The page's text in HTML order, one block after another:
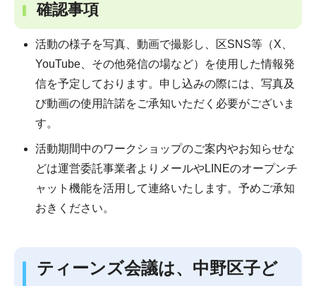
確認事項
活動の様子を写真、動画で撮影し、区SNS等（X、
YouTube、その他発信の場など）を使用した情報発
信を予定しております。申し込みの際には、写真及
び動画の使用許諾をご承知いただく必要がございま
す。
活動期間中のワークショップのご案内やお知らせな
どは運営委託事業者よりメールやLINEのオープンチ
ャット機能を活用して連絡いたします。予めご承知
おきください。
ティーンズ会議は、中野区子ど